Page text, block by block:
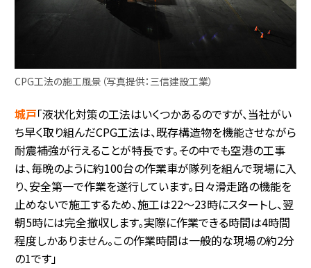
CPG工法の施工風景（写真提供：三信建設工業）
城戸「液状化対策の工法はいくつかあるのですが、当社がい
ち早く取り組んだCPG工法は、既存構造物を機能させながら
耐震補強が行えることが特長です。その中でも空港の工事
は、毎晩のように約100台の作業車が隊列を組んで現場に入
り、安全第一で作業を遂行しています。日々滑走路の機能を
止めないで施工するため、施工は22～23時にスタートし、翌
朝5時には完全撤収します。実際に作業できる時間は4時間
程度しかありません。この作業時間は一般的な現場の約2分
の1です」